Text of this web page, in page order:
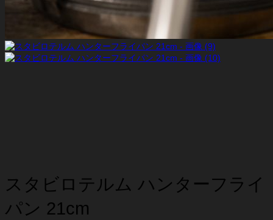
スタビロテルム ハンターフライ
パン 21cm